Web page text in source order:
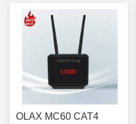
OLAX MC60 CAT4